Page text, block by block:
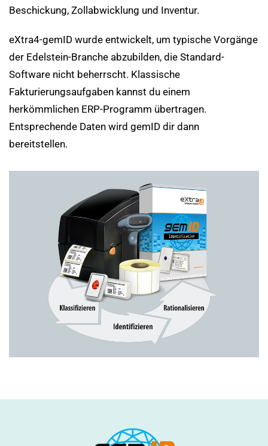
Beschickung, Zollabwicklung und Inventur.
eXtra4-gemID wurde entwickelt, um typische Vorgänge
der Edelstein-Branche abzubilden, die Standard-
Software nicht beherrscht. Klassische
Fakturierungsaufgaben kannst du einem
herkömmlichen ERP-Programm übertragen.
Entsprechende Daten wird gemID dir dann
bereitstellen.